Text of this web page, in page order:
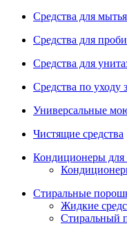
Средства для
Средства для
Средства для
Средства по уходу
Универсальные
Чистящие средства
Кондиционеры для
Стиральные
Жидкие
Стиральный